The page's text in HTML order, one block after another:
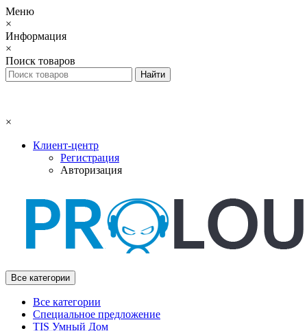
Меню
×
Информация
×
Поиск товаров
×
Клиент-центр
Регистрация
Авторизация
Все категории
Все категории
Специальное предложение
TIS Умный Дом